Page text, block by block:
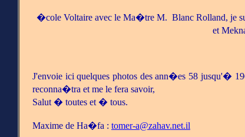
�cole Voltaire avec le Ma�tre M. Blanc Rolland, je
et
J'envoie ici quelques photos des ann�es 58 jusqu'�
reconna�tra et me le fera savoir,
Salut � toutes et � tous.
Maxime de Ha�fa : tomer-a@zahav.net.il